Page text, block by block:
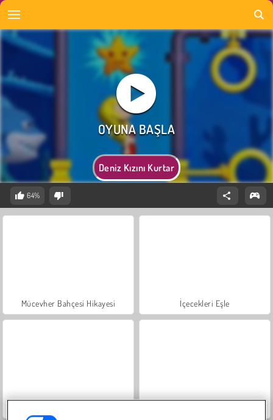
Deniz Kızını Kurtar
64%
Mücevher Bahçesi Hikayesi İçecekleri Eşle